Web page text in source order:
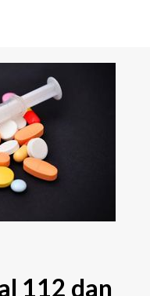
112 dan